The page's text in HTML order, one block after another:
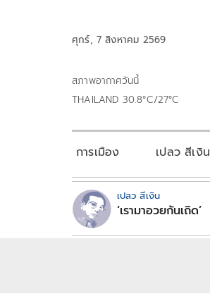
ศุกร์, 7 สิงหาคม 2569
สภาพอากาศวันนี้
THAILAND 30.8°C/27°C
การเมือง เปลว สีเงิน
เปลว สีเงิน
‘เรามาอวยกันเถิด’